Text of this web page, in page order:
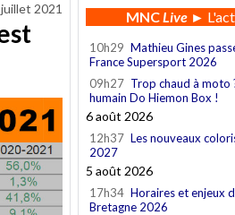
2021 MNCLive►
10h29 Mathieu Gines
France Supersport 2026
09h27 Trop chaud à moto
humain Do Hiemon Box !
6 août 2026
12h37 Les nouveaux
2027
5 août 2026
17h34 Horaires et enjeux
Bretagne 2026